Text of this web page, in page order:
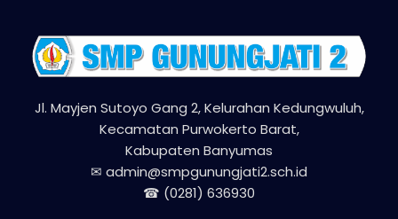
Jl. Mayjen Sutoyo Gang 2, Kelurahan Kedungwuluh,
Kecamatan Purwokerto Barat,
Kabupaten Banyumas
✉ admin@smpgunungjati2.sch.id
☎ (0281) 636930